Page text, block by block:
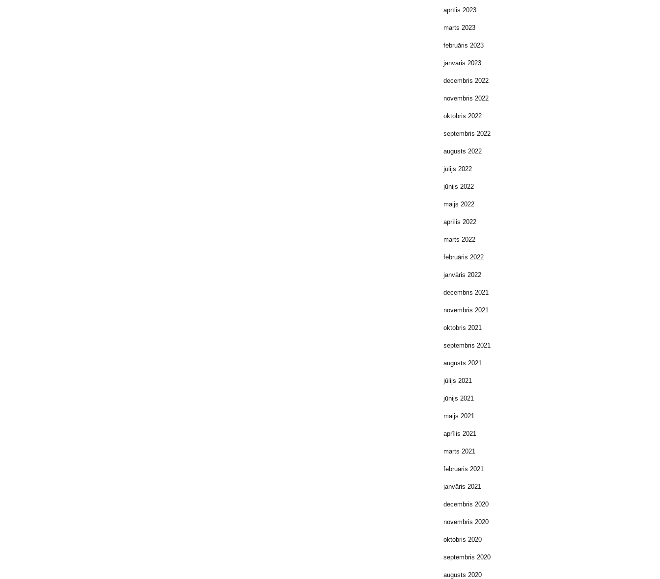
aprīlis 2023
marts 2023
februāris 2023
janvāris 2023
decembris 2022
novembris 2022
oktobris 2022
septembris 2022
augusts 2022
jūlijs 2022
jūnijs 2022
maijs 2022
aprīlis 2022
marts 2022
februāris 2022
janvāris 2022
decembris 2021
novembris 2021
oktobris 2021
septembris 2021
augusts 2021
jūlijs 2021
jūnijs 2021
maijs 2021
aprīlis 2021
marts 2021
februāris 2021
janvāris 2021
decembris 2020
novembris 2020
oktobris 2020
septembris 2020
augusts 2020